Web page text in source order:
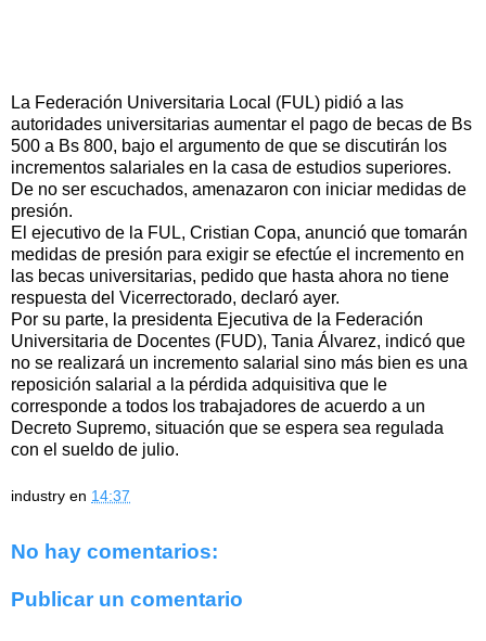
La Federación Universitaria Local (FUL) pidió a las
autoridades universitarias aumentar el pago de becas de Bs
500 a Bs 800, bajo el argumento de que se discutirán los
incrementos salariales en la casa de estudios superiores.
De no ser escuchados, amenazaron con iniciar medidas de
presión.
El ejecutivo de la FUL, Cristian Copa, anunció que tomarán
medidas de presión para exigir se efectúe el incremento en
las becas universitarias, pedido que hasta ahora no tiene
respuesta del Vicerrectorado, declaró ayer.
Por su parte, la presidenta Ejecutiva de la Federación
Universitaria de Docentes (FUD), Tania Álvarez, indicó que
no se realizará un incremento salarial sino más bien es una
reposición salarial a la pérdida adquisitiva que le
corresponde a todos los trabajadores de acuerdo a un
Decreto Supremo, situación que se espera sea regulada
con el sueldo de julio.
industry en 14:37
No hay comentarios:
Publicar un comentario